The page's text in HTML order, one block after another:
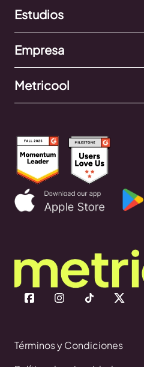
Estudios
Empresa
Metricool
Términos y Condiciones